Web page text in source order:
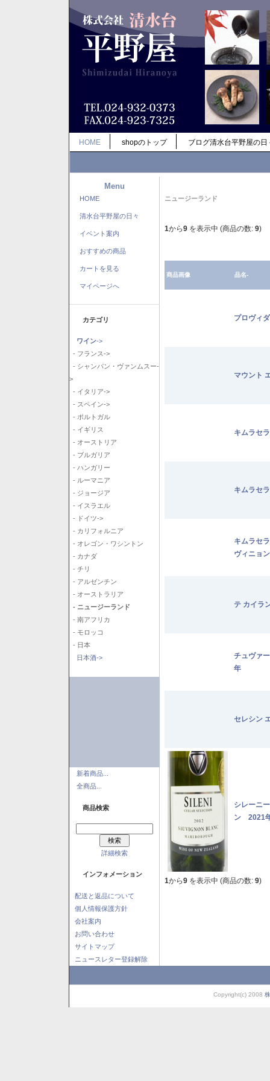
HOME shopのトップ ブログ清水台平野屋の日
Menu
HOME
清水台平野屋の日々
イベント案内
おすすめの商品
カートを見る
マイページへ
カテゴリ
ワイン->
- フランス->
- シャンパン・ヴァンムスー-
>
- イタリア->
- スペイン->
- ポルトガル
- イギリス
- オーストリア
- ブルガリア
- ハンガリー
- ルーマニア
- ジョージア
- イスラエル
- ドイツ->
- カリフォルニア
- オレゴン・ワシントン
- カナダ
- チリ
- アルゼンチン
- オーストラリア
- ニュージーランド
- 南アフリカ
- モロッコ
- 日本
日本酒->
新着商品...
全商品...
商品検索
詳細検索
インフォメーション
配送と返品について
個人情報保護方針
会社案内
お問い合わせ
サイトマップ
ニュースレター登録解除
ニュージーランド
1から9 を表示中 (商品の数: 9)
商品画像 品名-
プロヴィ
マウント
キムラセ
キムラセ
キムラセ
ヴィニョ
テ カイ
チュヴァ
年
セレシン
シレーニ
ン 2021
1から9 を表示中 (商品の数: 9)
Copyright(c) 2008